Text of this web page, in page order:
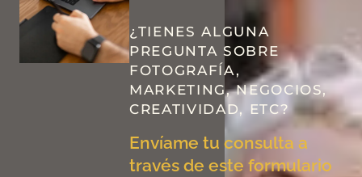
¿TIENES ALGUNA
PREGUNTA SOBRE
FOTOGRAFÍA,
MARKETING, NEGOCIOS,
CREATIVIDAD, ETC?
Envíame tu consulta a
través de este formulario